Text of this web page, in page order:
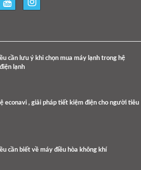
cần lưu ý khi chọn mua máy lạnh trong hệ
lạnh
econavi , giải pháp tiết kiệm điện cho người tiêu
cần biết về máy điều hòa không khí